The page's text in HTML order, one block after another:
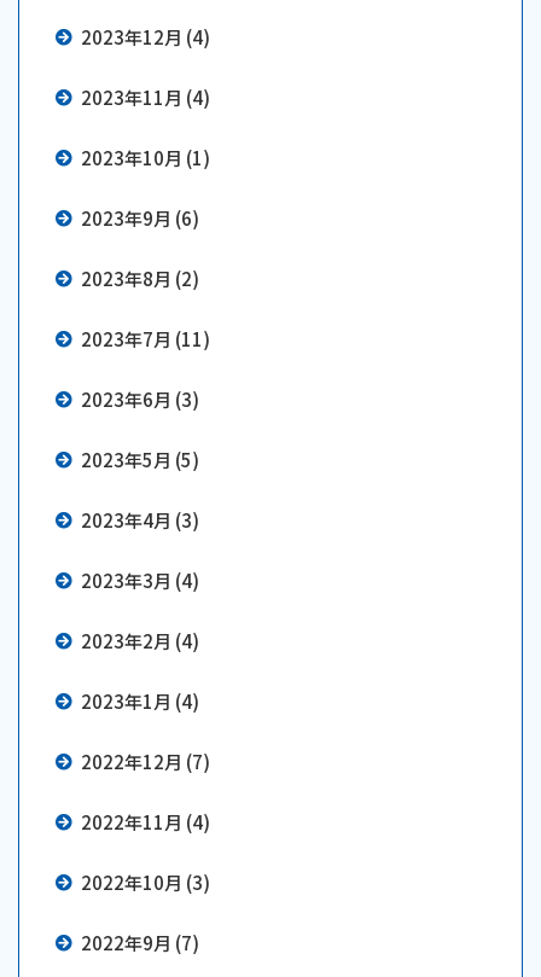
2023年12月 (4)
2023年11月 (4)
2023年10月 (1)
2023年9月 (6)
2023年8月 (2)
2023年7月 (11)
2023年6月 (3)
2023年5月 (5)
2023年4月 (3)
2023年3月 (4)
2023年2月 (4)
2023年1月 (4)
2022年12月 (7)
2022年11月 (4)
2022年10月 (3)
2022年9月 (7)